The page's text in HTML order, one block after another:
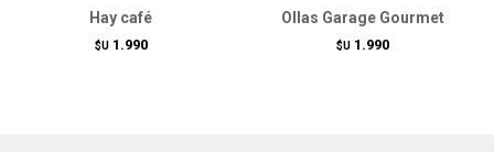
Hay café
$U 1.990
Ollas Garage Gourmet
$U 1.990